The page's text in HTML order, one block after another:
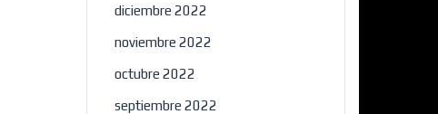
diciembre 2022
noviembre 2022
octubre 2022
septiembre 2022